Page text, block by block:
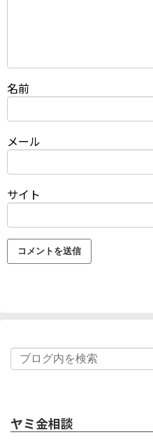
名前
メール
サイト
ヤミ金相談